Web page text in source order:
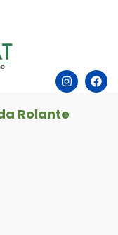
Rolante